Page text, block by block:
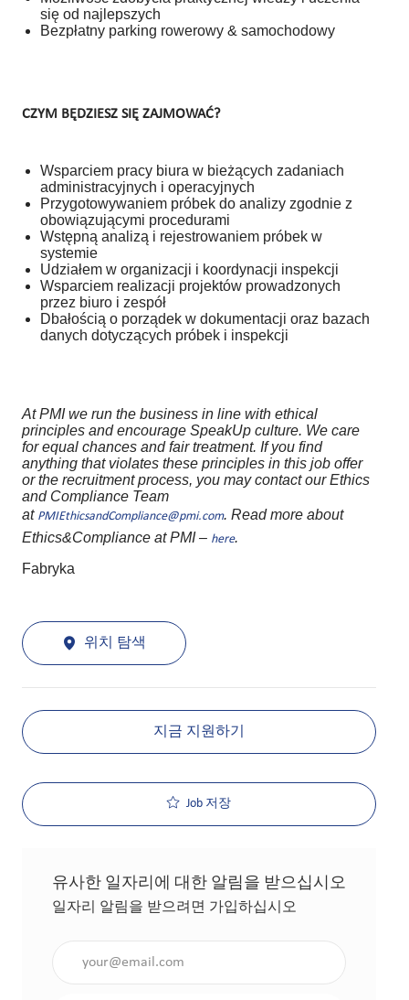
się od najlepszych
Bezpłatny parking rowerowy & samochodowy
CZYM BĘDZIESZ SIĘ ZAJMOWAĆ?
Wsparciem pracy biura w bieżących zadaniach
administracyjnych i operacyjnych
Przygotowywaniem próbek do analizy zgodnie z
obowiązującymi procedurami
Wstępną analizą i rejestrowaniem próbek w
systemie
Udziałem w organizacji i koordynacji inspekcji
Wsparciem realizacji projektów prowadzonych
przez biuro i zespół
Dbałością o porządek w dokumentacji oraz bazach
danych dotyczących próbek i inspekcji
At PMI we run the business in line with ethical
principles and encourage SpeakUp culture. We care
for equal chances and fair treatment. If you find
anything that violates these principles in this job offer
or the recruitment process, you may contact our Ethics
and Compliance Team
at PMIEthicsandCompliance@pmi.com. Read more about
Ethics&Compliance at PMI – here.
Fabryka
위치 탐색
지금 지원하기
Job 저장
유사한 일자리에 대한 알림을 받으십시오
일자리 알림을 받으려면 가입하십시오